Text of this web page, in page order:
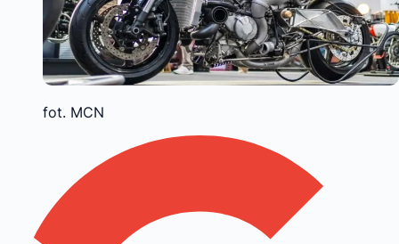
fot. MCN